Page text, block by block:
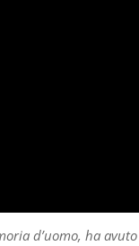
d’uomo, ha